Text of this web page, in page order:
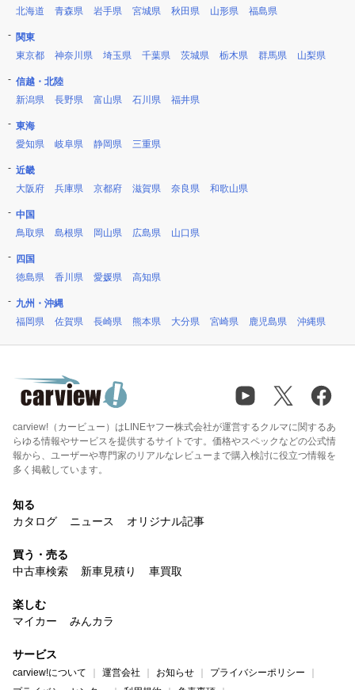
北海道
青森県 岩手県 宮城県 秋田県 山形県 福島県
関東
東京都
神奈川県 埼玉県 千葉県 茨城県 栃木県 群馬県 山梨県
信越・北陸
新潟県
長野県 富山県 石川県 福井県
東海
愛知県
岐阜県 静岡県 三重県
近畿
大阪府
兵庫県 京都府 滋賀県 奈良県 和歌山県
中国
鳥取県
島根県 岡山県 広島県 山口県
四国
徳島県
香川県 愛媛県 高知県
九州・沖縄
福岡県
佐賀県 長崎県 熊本県 大分県 宮崎県 鹿児島県 沖縄県
carview!（カービュー）はLINEヤフー株式会社が運営するクルマに関するあ
らゆる情報やサービスを提供するサイトです。価格やスペックなどの公式情
報から、ユーザーや専門家のリアルなレビューまで購入検討に役立つ情報を
多く掲載しています。
知る
カタログ
ニュース オリジナル記事
買う・売る
中古車検索
新車見積り 車買取
楽しむ
マイカー
みんカラ
サービス
carview!について 運営会社 お知らせ
プライバシーポリシー